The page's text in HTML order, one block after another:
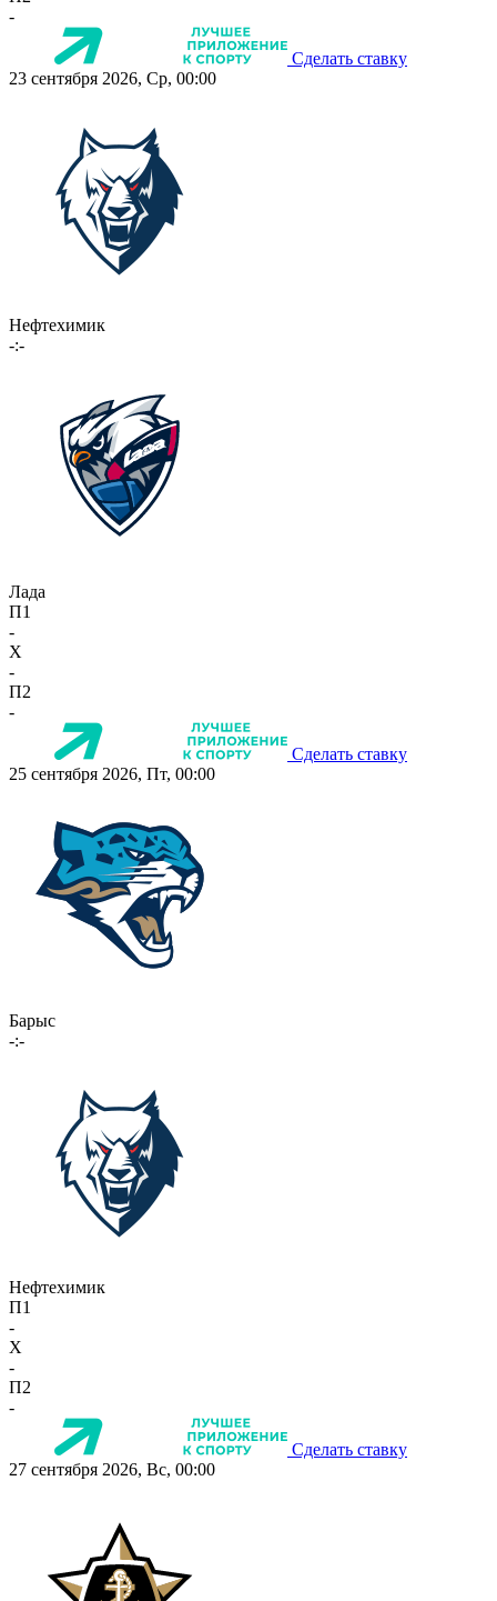
-
Сделать ставку
23 сентября 2026, Ср, 00:00
Нефтехимик
-:-
Лада
П1
-
X
-
П2
-
Сделать ставку
25 сентября 2026, Пт, 00:00
Барыс
-:-
Нефтехимик
П1
-
X
-
П2
-
Сделать ставку
27 сентября 2026, Вс, 00:00